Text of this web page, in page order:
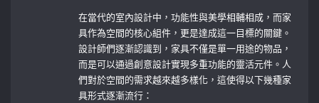
在當代的室內設計中，功能性與美學相輔相成，而家
具作為空間的核心組件，更是達成這一目標的關鍵。
設計師們逐漸認識到，家具不僅是單一用途的物品，
而是可以通過創意設計實現多重功能的靈活元件。人
們對於空間的需求越來越多樣化，這使得以下幾種家
具形式逐漸流行：